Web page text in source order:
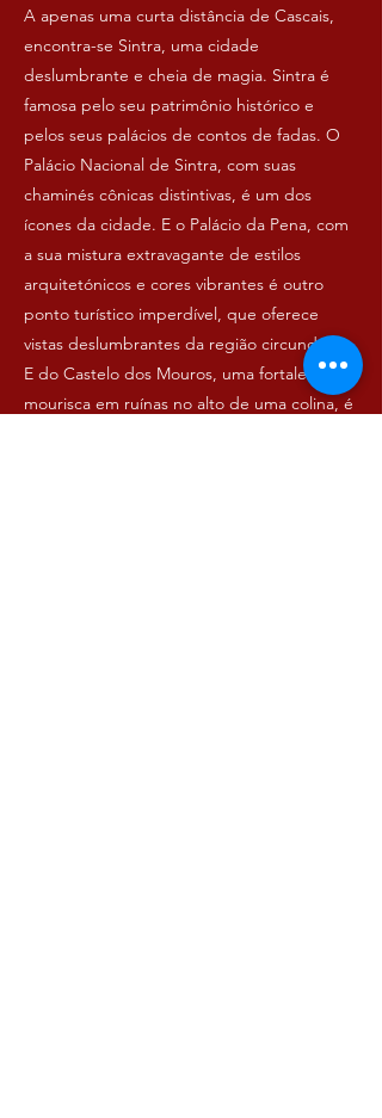
A apenas uma curta distância de Cascais,
encontra-se Sintra, uma cidade
deslumbrante e cheia de magia. Sintra é
famosa pelo seu patrimônio histórico e
pelos seus palácios de contos de fadas. O
Palácio Nacional de Sintra, com suas
chaminés cônicas distintivas, é um dos
ícones da cidade. E o Palácio da Pena, com
a sua mistura extravagante de estilos
arquitetónicos e cores vibrantes é outro
ponto turístico imperdível, que oferece
vistas deslumbrantes da região circundante.
E do Castelo dos Mouros, uma fortaleza
mourisca em ruínas no alto de uma colina, é